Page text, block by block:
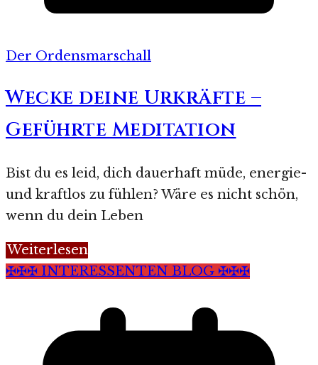
Der Ordensmarschall
Wecke deine Urkräfte –
Geführte Meditation
Bist du es leid, dich dauerhaft müde, energie-
und kraftlos zu fühlen? Wäre es nicht schön,
wenn du dein Leben
Weiterlesen
✠✠✠ INTERESSENTEN BLOG ✠✠✠